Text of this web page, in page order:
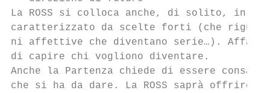
La ROSS si colloca anche, di solito, in
caratterizzato da scelte forti (che
ni affettive che diventano serie…).
di capire chi vogliono diventare.
Anche la Partenza chiede di essere
che si ha da dare. La ROSS saprà